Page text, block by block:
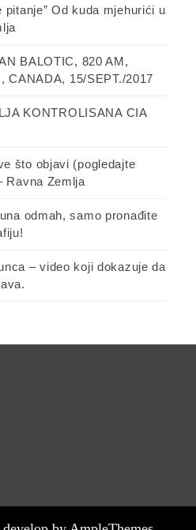
Od kuda mjehurići u
BALOTIC, 820 AM,
CANADA, 15/SEPT./2017
KONTROLISANA CIA
što objavi (pogledajte
Ravna Zemlja
odmah, samo pronađite
– video koji dokazuje da